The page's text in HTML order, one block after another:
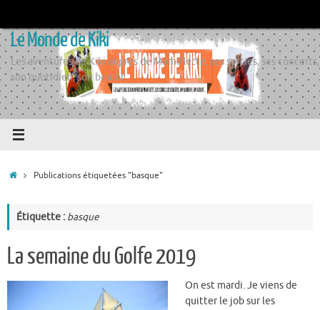
contenu
Le Monde de Kiki
Les aventures de Kiki auprès de Momiflette, ses sorties, ses concerts,
son quotidien, son boulot
AccueilPublications étiquetées "basque"
Étiquette : basque
La semaine du Golfe 2019
On est mardi. Je viens de
quitter le job sur les